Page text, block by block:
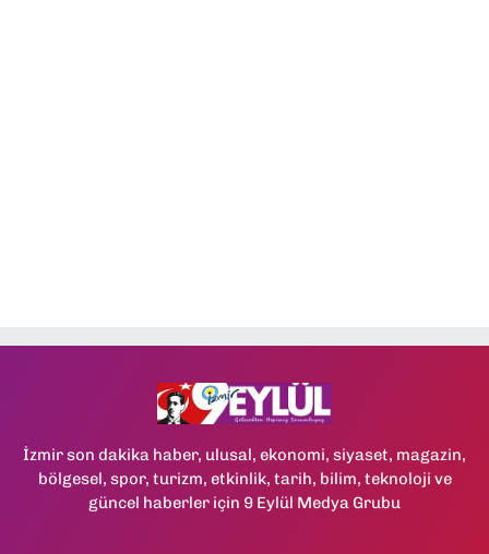
İzmir son dakika haber, ulusal, ekonomi, siyaset, magazin,
bölgesel, spor, turizm, etkinlik, tarih, bilim, teknoloji ve
güncel haberler için 9 Eylül Medya Grubu